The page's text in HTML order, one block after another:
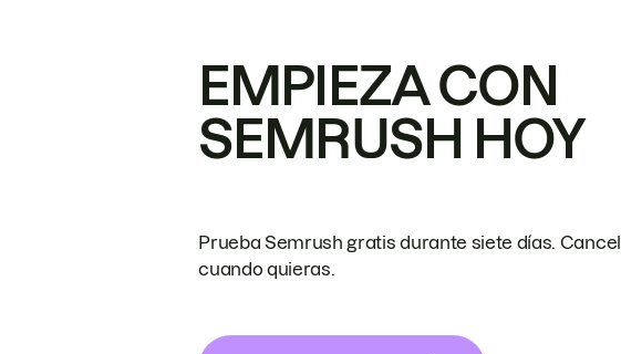
EMPIEZA CON
SEMRUSH HOY
Prueba Semrush gratis durante siete días.
cuando quieras.